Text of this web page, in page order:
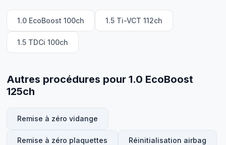
1.0 EcoBoost 100ch 1.5 Ti-VCT 112ch
1.5 TDCi 100ch
Autres procédures pour 1.0 EcoBoost
125ch
Remise à zéro vidange
Remise à zéro plaquettes Réinitialisation airbag